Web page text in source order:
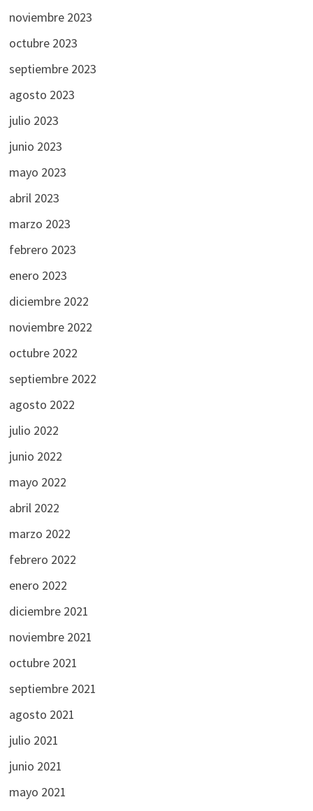
noviembre 2023
octubre 2023
septiembre 2023
agosto 2023
julio 2023
junio 2023
mayo 2023
abril 2023
marzo 2023
febrero 2023
enero 2023
diciembre 2022
noviembre 2022
octubre 2022
septiembre 2022
agosto 2022
julio 2022
junio 2022
mayo 2022
abril 2022
marzo 2022
febrero 2022
enero 2022
diciembre 2021
noviembre 2021
octubre 2021
septiembre 2021
agosto 2021
julio 2021
junio 2021
mayo 2021